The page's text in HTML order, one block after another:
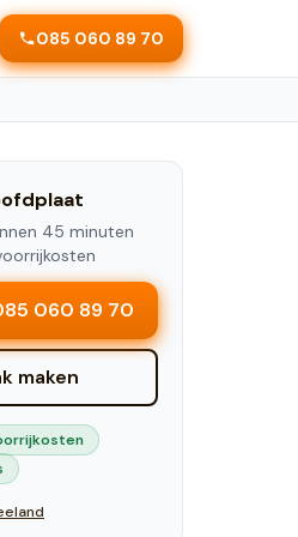
085 060 89 70
45 minuten
060 89 70
maken